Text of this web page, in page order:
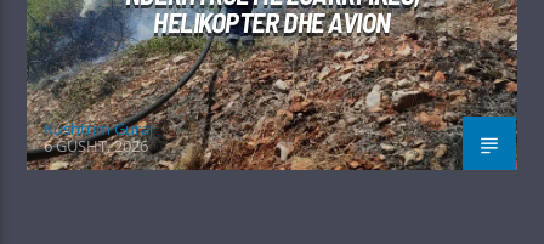
HELIKOPTER DHE AVION
Kushtrim Guraj
6 GUSHT, 2026